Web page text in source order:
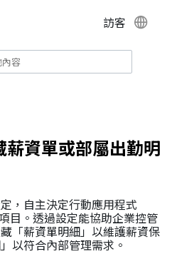
訪客
薪資單或部屬出勤明
，自主決定行動應用程式
目。透過設定能協助企業控管
「薪資單明細」以維護薪資保
以符合內部管理需求。